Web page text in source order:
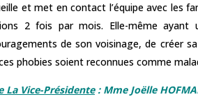
et met en contact l’équipe avec les
2 fois par mois. Elle-même
de son voisinage, de créer
phobies soient reconnues comme
La Vice-Présidente: Mme Joëlle